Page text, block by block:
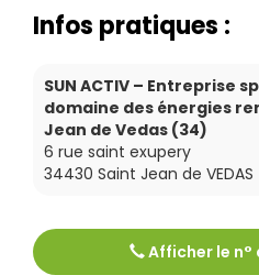
Infos pratiques :
SUN ACTIV – Entreprise
domaine des énergies
Jean de Vedas (34)
6 rue saint exupery
34430 Saint Jean de VEDAS
Afficher le n°
0621894368